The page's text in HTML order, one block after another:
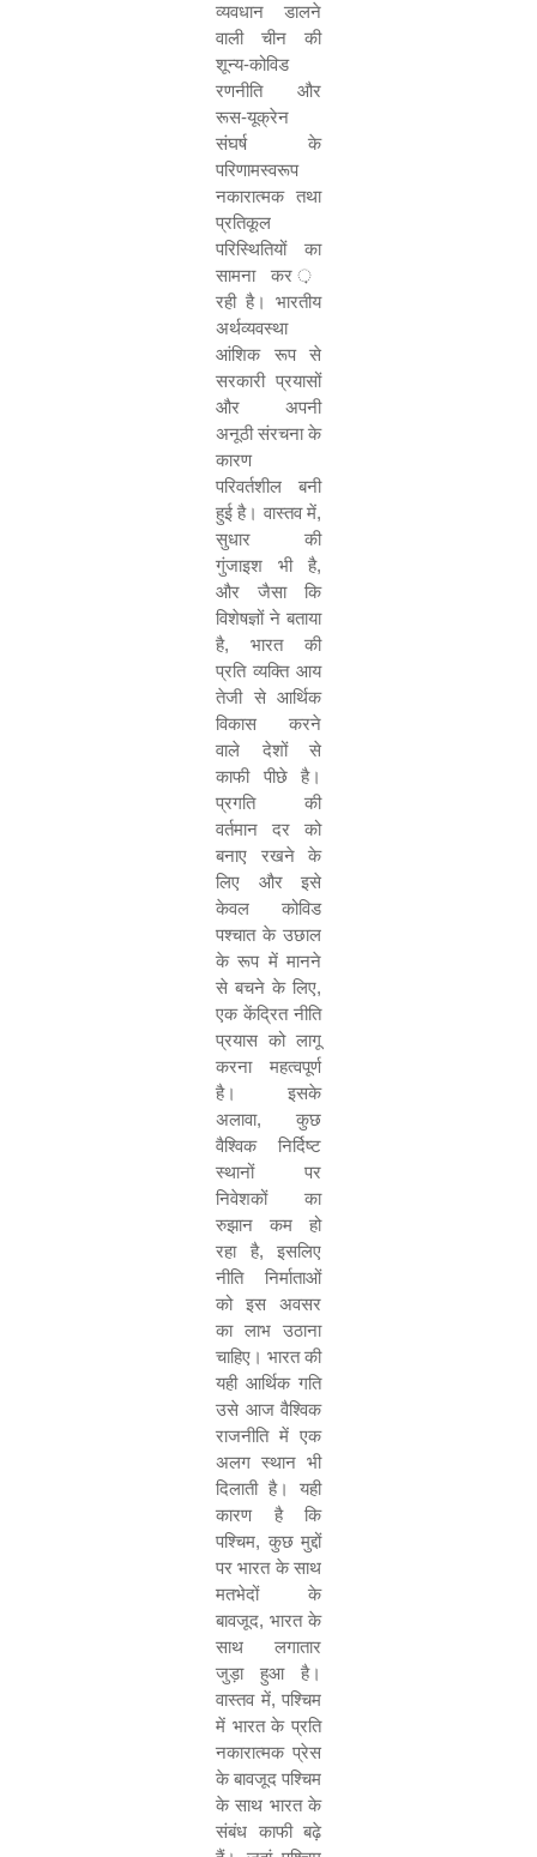
व्यवधान डालने
वाली चीन की
शून्य-कोविड
रणनीति और
रूस-यूक्रेन
संघर्ष के
परिणामस्वरूप
नकारात्मक तथा
प्रतिकूल
परिस्थितियों का
सामना कर ़
रही है। भारतीय
अर्थव्यवस्था
आंशिक रूप से
सरकारी प्रयासों
और अपनी
अनूठी संरचना के
कारण
परिवर्तशील बनी
हुई है। वास्तव में,
सुधार की
गुंजाइश भी है,
और जैसा कि
विशेषज्ञों ने बताया
है, भारत की
प्रति व्यक्ति आय
तेजी से आर्थिक
विकास करने
वाले देशों से
काफी पीछे है।
प्रगति की
वर्तमान दर को
बनाए रखने के
लिए और इसे
केवल कोविड
पश्चात के उछाल
के रूप में मानने
से बचने के लिए,
एक केंद्रित नीति
प्रयास को लागू
करना महत्वपूर्ण
है। इसके
अलावा, कुछ
वैश्विक निर्दिष्ट
स्थानों पर
निवेशकों का
रुझान कम हो
रहा है, इसलिए
नीति निर्माताओं
को इस अवसर
का लाभ उठाना
चाहिए। भारत की
यही आर्थिक गति
उसे आज वैश्विक
राजनीति में एक
अलग स्थान भी
दिलाती है। यही
कारण है कि
पश्चिम, कुछ मुद्दों
पर भारत के साथ
मतभेदों के
बावजूद, भारत के
साथ लगातार
जुड़ा हुआ है।
वास्तव में, पश्चिम
में भारत के प्रति
नकारात्मक प्रेस
के बावजूद पश्चिम
के साथ भारत के
संबंध काफी बढ़े